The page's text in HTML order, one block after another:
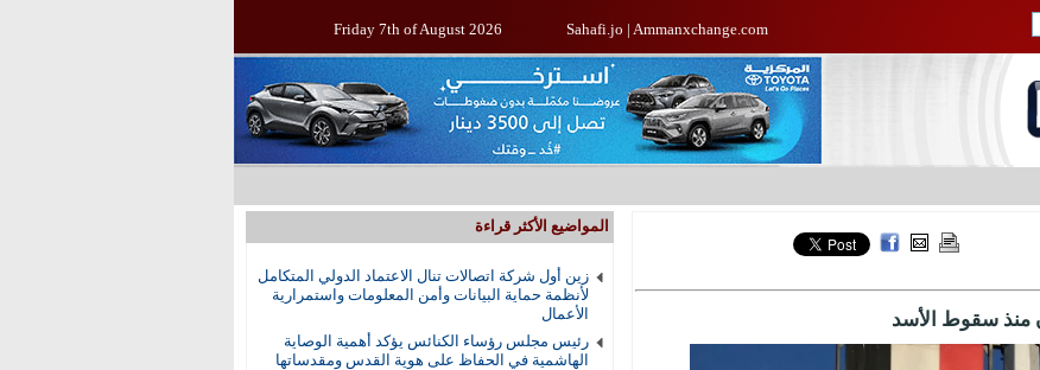
Friday 7th of August 2026 Sahafi.jo | Ammanxchange.com
المواضيع الأكثر قراءة
زين أول شركة اتصالات تنال الاعتماد الدولي المتكامل
لأنظمة حماية البيانات وأمن المعلومات واستمرارية
الأعمال
رئيس مجلس رؤساء الكنائس يؤكد أهمية الوصاية
الهاشمية في الحفاظ على هوية القدس ومقدساتها